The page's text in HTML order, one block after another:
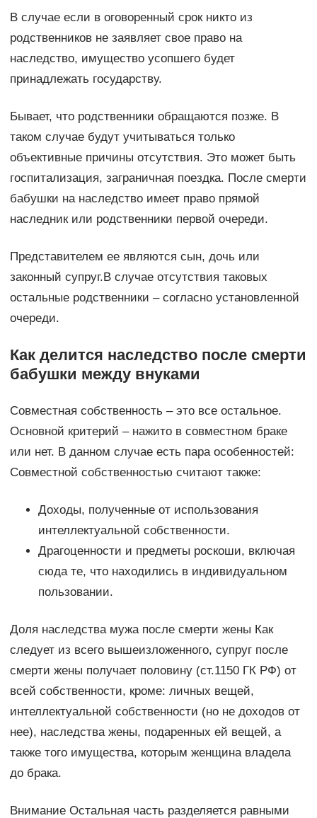
В случае если в оговоренный срок никто из
родственников не заявляет свое право на
наследство, имущество усопшего будет
принадлежать государству.
Бывает, что родственники обращаются позже. В
таком случае будут учитываться только
объективные причины отсутствия. Это может быть
госпитализация, заграничная поездка. После смерти
бабушки на наследство имеет право прямой
наследник или родственники первой очереди.
Представителем ее являются сын, дочь или
законный супруг.В случае отсутствия таковых
остальные родственники – согласно установленной
очереди.
Как делится наследство после смерти
бабушки между внуками
Совместная собственность – это все остальное.
Основной критерий – нажито в совместном браке
или нет. В данном случае есть пара особенностей:
Совместной собственностью считают также:
Доходы, полученные от использования
интеллектуальной собственности.
Драгоценности и предметы роскоши, включая
сюда те, что находились в индивидуальном
пользовании.
Доля наследства мужа после смерти жены Как
следует из всего вышеизложенного, супруг после
смерти жены получает половину (ст.1150 ГК РФ) от
всей собственности, кроме: личных вещей,
интеллектуальной собственности (но не доходов от
нее), наследства жены, подаренных ей вещей, а
также того имущества, которым женщина владела
до брака.
Внимание Остальная часть разделяется равными